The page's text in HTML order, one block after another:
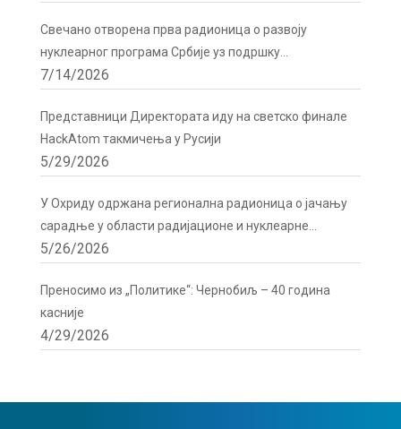
Свечано отворена прва радионица о развоју
нуклеарног програма Србије уз подршку
Директората
7/14/2026
Представници Директората иду на светско финале
HackAtom такмичења у Русији
5/29/2026
У Охриду одржана регионална радионица о јачању
сарадње у области радијационе и нуклеарне
сигурности
5/26/2026
Преносимо из „Политике“: Чернобиљ – 40 година
касније
4/29/2026